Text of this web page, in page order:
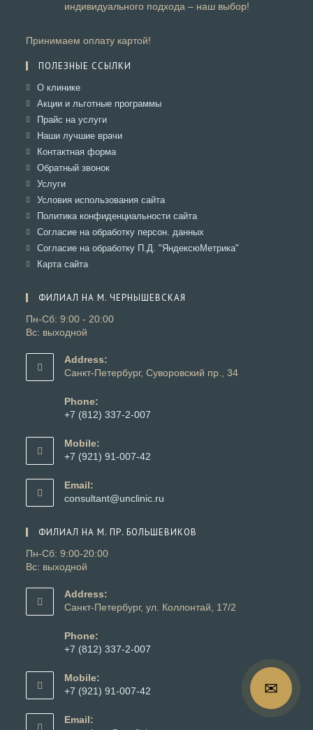
индивидуального подхода – наш выбор!
Принимаем оплату картой!
ПОЛЕЗНЫЕ ССЫЛКИ
О клиникеОткроется
в
вкладке
Акции и льготные программыОткроется
Прайс на услугиОткроется
в
вкладке
Наши лучшие врачиОткроется
Контактная формаОткроется
Обратный звонокОткроется
вкладке
УслугиОткроется
в
вкладке
Условия использования сайтаОткроется
в
вкладке
Политика конфиденциальности сайтаОткроется
в
вкладке
Согласие на обработку персон. данных
в
Согласие на обработку П.Д. "ЯндексюМетрика"
Карта сайтаОткроется
вкладке
ФИЛИАЛ НА М. ЧЕРНЫШЕВСКАЯ
Пн-Сб: 9:00 - 20:00
Вс: выходной
Address:
Санкт-Петербург, Суворовский пр., 34
Phone:
+7 (812) 337-2-007
в
вашем
Mobile:
+7 (921) 91-007-42
в
вашем
Email:
consultant@unclinic.ru
приложении
ФИЛИАЛ НА М. ПР. БОЛЬШЕВИКОВ
Пн-Сб: 9:00-20:00
Вс: выходной
Address:
Санкт-Петербург, ул. Коллонтай, 17/2
Phone:
+7 (812) 337-2-007
в
вашем
Mobile:
+7 (921) 91-007-42
в
Email:
📞